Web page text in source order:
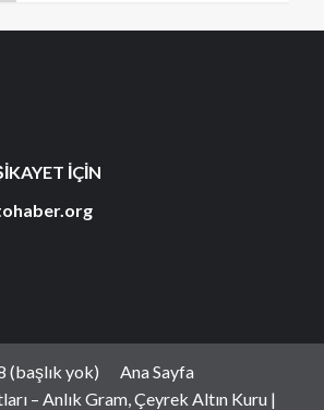
İÇİN
(başlık yok)
Ana Sayfa
– Anlık Gram, Çeyrek Altın Kuru |